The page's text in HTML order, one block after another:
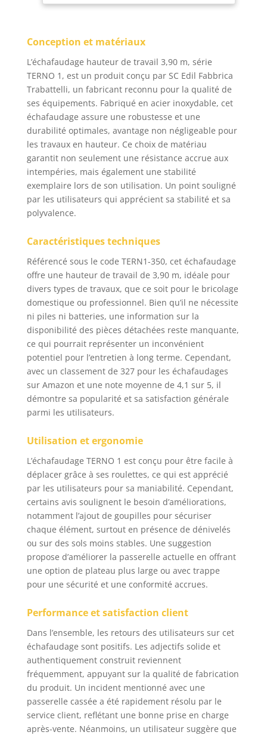
Conception et matériaux
L’échafaudage hauteur de travail 3,90 m, série
TERNO 1, est un produit conçu par SC Edil Fabbrica
Trabattelli, un fabricant reconnu pour la qualité de
ses équipements. Fabriqué en acier inoxydable, cet
échafaudage assure une robustesse et une
durabilité optimales, avantage non négligeable pour
les travaux en hauteur. Ce choix de matériau
garantit non seulement une résistance accrue aux
intempéries, mais également une stabilité
exemplaire lors de son utilisation. Un point souligné
par les utilisateurs qui apprécient sa stabilité et sa
polyvalence.
Caractéristiques techniques
Référencé sous le code TERN1-350, cet échafaudage
offre une hauteur de travail de 3,90 m, idéale pour
divers types de travaux, que ce soit pour le bricolage
domestique ou professionnel. Bien qu’il ne nécessite
ni piles ni batteries, une information sur la
disponibilité des pièces détachées reste manquante,
ce qui pourrait représenter un inconvénient
potentiel pour l’entretien à long terme. Cependant,
avec un classement de 327 pour les échafaudages
sur Amazon et une note moyenne de 4,1 sur 5, il
démontre sa popularité et sa satisfaction générale
parmi les utilisateurs.
Utilisation et ergonomie
L’échafaudage TERNO 1 est conçu pour être facile à
déplacer grâce à ses roulettes, ce qui est apprécié
par les utilisateurs pour sa maniabilité. Cependant,
certains avis soulignent le besoin d’améliorations,
notamment l’ajout de goupilles pour sécuriser
chaque élément, surtout en présence de dénivelés
ou sur des sols moins stables. Une suggestion
propose d’améliorer la passerelle actuelle en offrant
une option de plateau plus large ou avec trappe
pour une sécurité et une conformité accrues.
Performance et satisfaction client
Dans l’ensemble, les retours des utilisateurs sur cet
échafaudage sont positifs. Les adjectifs solide et
authentiquement construit reviennent
fréquemment, appuyant sur la qualité de fabrication
du produit. Un incident mentionné avec une
passerelle cassée a été rapidement résolu par le
service client, reflétant une bonne prise en charge
après-vente. Néanmoins, un utilisateur suggère que